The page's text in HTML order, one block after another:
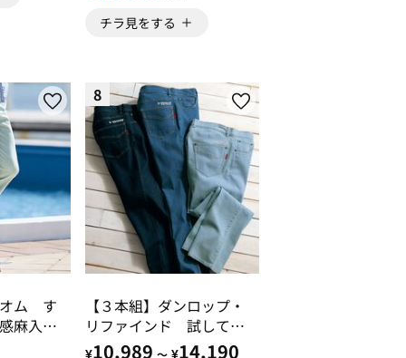
チラ見をする
オム す
麻入り
8
【３本組】ダンロップ・
リファインド 試して納
得 快適ジーンズ
¥10,989 ～ ¥14,190